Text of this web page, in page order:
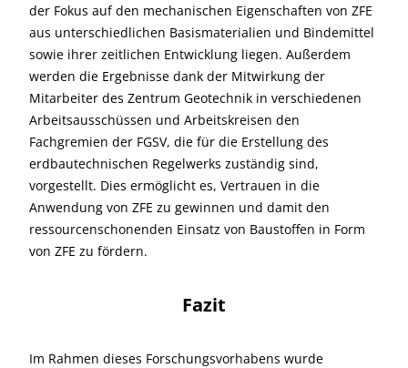
der Fokus auf den mechanischen Eigenschaften von ZFE
aus unterschiedlichen Basismaterialien und Bindemittel
sowie ihrer zeitlichen Entwicklung liegen. Außerdem
werden die Ergebnisse dank der Mitwirkung der
Mitarbeiter des Zentrum Geotechnik in verschiedenen
Arbeitsausschüssen und Arbeitskreisen den
Fachgremien der FGSV, die für die Erstellung des
erdbautechnischen Regelwerks zuständig sind,
vorgestellt. Dies ermöglicht es, Vertrauen in die
Anwendung von ZFE zu gewinnen und damit den
ressourcenschonenden Einsatz von Baustoffen in Form
von ZFE zu fördern.
Fazit
Im Rahmen dieses Forschungsvorhabens wurde